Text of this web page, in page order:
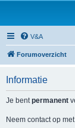
V&A
Forumoverzicht
Informatie
Je bentpermanent
Neem contact op